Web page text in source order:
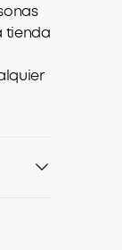
tienda